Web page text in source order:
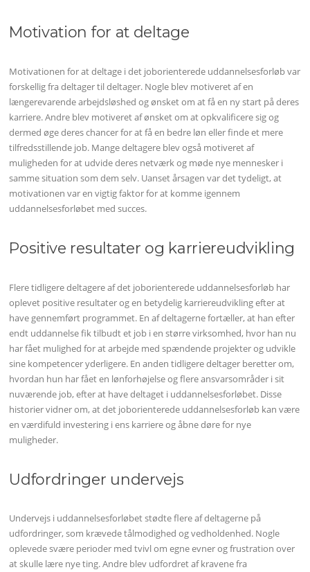
Motivation for at deltage
Motivationen for at deltage i det joborienterede uddannelsesforløb var
forskellig fra deltager til deltager. Nogle blev motiveret af en
længerevarende arbejdsløshed og ønsket om at få en ny start på deres
karriere. Andre blev motiveret af ønsket om at opkvalificere sig og
dermed øge deres chancer for at få en bedre løn eller finde et mere
tilfredsstillende job. Mange deltagere blev også motiveret af
muligheden for at udvide deres netværk og møde nye mennesker i
samme situation som dem selv. Uanset årsagen var det tydeligt, at
motivationen var en vigtig faktor for at komme igennem
uddannelsesforløbet med succes.
Positive resultater og karriereudvikling
Flere tidligere deltagere af det joborienterede uddannelsesforløb har
oplevet positive resultater og en betydelig karriereudvikling efter at
have gennemført programmet. En af deltagerne fortæller, at han efter
endt uddannelse fik tilbudt et job i en større virksomhed, hvor han nu
har fået mulighed for at arbejde med spændende projekter og udvikle
sine kompetencer yderligere. En anden tidligere deltager beretter om,
hvordan hun har fået en lønforhøjelse og flere ansvarsområder i sit
nuværende job, efter at have deltaget i uddannelsesforløbet. Disse
historier vidner om, at det joborienterede uddannelsesforløb kan være
en værdifuld investering i ens karriere og åbne døre for nye
muligheder.
Udfordringer undervejs
Undervejs i uddannelsesforløbet stødte flere af deltagerne på
udfordringer, som krævede tålmodighed og vedholdenhed. Nogle
oplevede svære perioder med tvivl om egne evner og frustration over
at skulle lære nye ting. Andre blev udfordret af kravene fra